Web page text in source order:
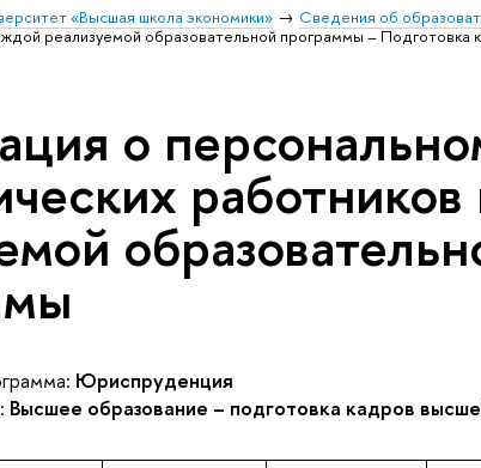
«Высшая школа экономики» Сведения об
реализуемой образовательной программы –
о
Юриспруденция
Высшее образование – подготовка кадров